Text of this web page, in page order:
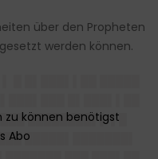
über den Propheten
werden können.
████████▌▌ ▌█
█████▌███████▌